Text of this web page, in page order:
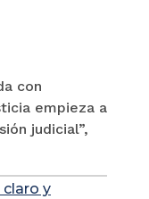
con
empieza a
judicial”,
claro y